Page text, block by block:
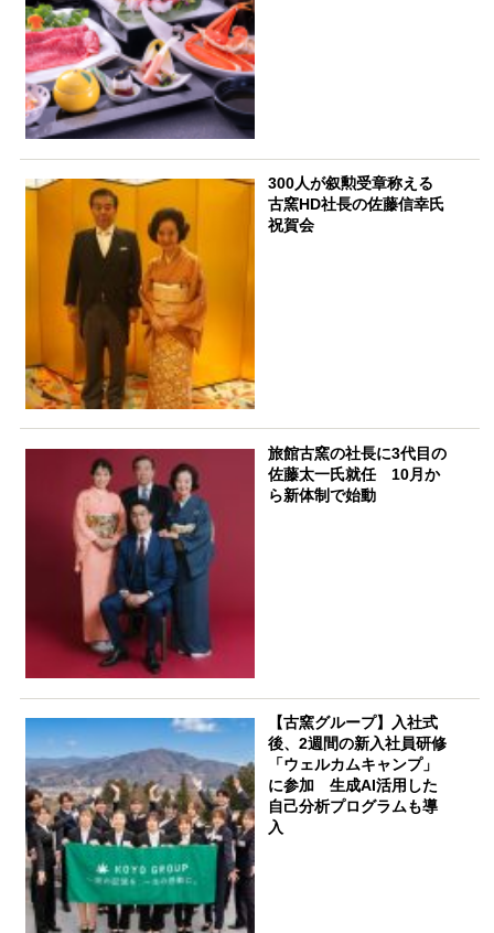
300人が叙勲受章称える
古窯HD社長の佐藤信幸氏
祝賀会
旅館古窯の社長に3代目の
佐藤太一氏就任 10月か
ら新体制で始動
【古窯グループ】入社式
後、2週間の新入社員研修
「ウェルカムキャンプ」
に参加 生成AI活用した
自己分析プログラムも導
入